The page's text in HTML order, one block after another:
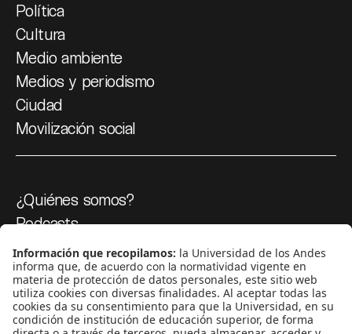
Política
Cultura
Medio ambiente
Medios y periodismo
Ciudad
Movilización social
¿Quiénes somos?
Podcasts
Ediciones especiales
Proyectos 070
SÍGUENOS